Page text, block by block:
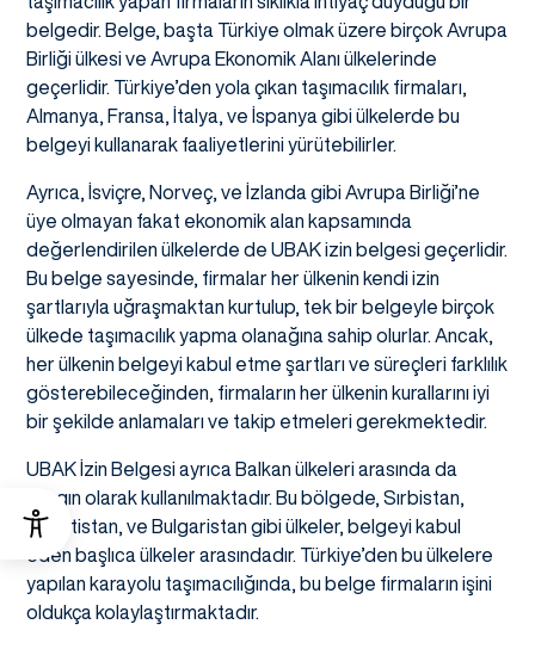
belgedir. Belge, başta Türkiye olmak üzere birçok Avrupa
Birliği ülkesi ve Avrupa Ekonomik Alanı ülkelerinde
geçerlidir. Türkiye’den yola çıkan taşımacılık firmaları,
Almanya, Fransa, İtalya, ve İspanya gibi ülkelerde bu
belgeyi kullanarak faaliyetlerini yürütebilirler.
Ayrıca, İsviçre, Norveç, ve İzlanda gibi Avrupa Birliği’ne
üye olmayan fakat ekonomik alan kapsamında
değerlendirilen ülkelerde de UBAK izin belgesi geçerlidir.
Bu belge sayesinde, firmalar her ülkenin kendi izin
şartlarıyla uğraşmaktan kurtulup, tek bir belgeyle birçok
ülkede taşımacılık yapma olanağına sahip olurlar. Ancak,
her ülkenin belgeyi kabul etme şartları ve süreçleri farklılık
gösterebileceğinden, firmaların her ülkenin kurallarını iyi
bir şekilde anlamaları ve takip etmeleri gerekmektedir.
UBAK İzin Belgesi ayrıca Balkan ülkeleri arasında da
yaygın olarak kullanılmaktadır. Bu bölgede, Sırbistan,
Hırvatistan, ve Bulgaristan gibi ülkeler, belgeyi kabul
eden başlıca ülkeler arasındadır. Türkiye’den bu ülkelere
yapılan karayolu taşımacılığında, bu belge firmaların işini
oldukça kolaylaştırmaktadır.